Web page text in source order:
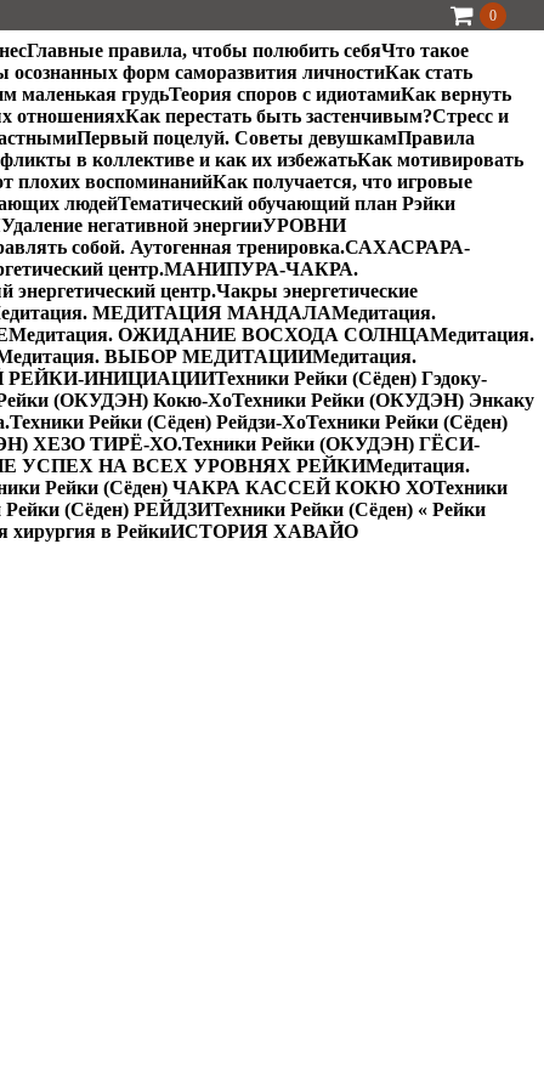
Главные правила, чтобы полюбить себяЧто такое
осознанных форм саморазвития личностиКак стать
маленькая грудьТеория споров с идиотамиКак вернуть
отношенияхКак перестать быть застенчивым?Стресс и
Первый поцелуй. Советы девушкамПравила
в коллективе и как их избежатьКак мотивировать
плохих воспоминанийКак получается, что игровые
людейТематический обучающий план Рэйки
Удаление негативной энергииУРОВНИ
собой. Аутогенная тренировка.САХАСРАРА-
центр.МАНИПУРА-ЧАКРА.
центр.Чакры энергетические
МЕДИТАЦИЯ МАНДАЛАМедитация.
Медитация. ОЖИДАНИЕ ВОСХОДА СОЛНЦАМедитация.
ВЫБОР МЕДИТАЦИИМедитация.
РЕЙКИ-ИНИЦИАЦИИТехники Рейки (Сёден) Гэдоку-
(ОКУДЭН) Кокю-ХоТехники Рейки (ОКУДЭН) Энкаку
Техники Рейки (Сёден) Рейдзи-ХоТехники Рейки (Сёден)
ХЕЗО ТИРЁ-ХО.Техники Рейки (ОКУДЭН) ГЁСИ-
УСПЕХ НА ВСЕХ УРОВНЯХ РЕЙКИМедитация.
Рейки (Сёден) ЧАКРА КАССЕЙ КОКЮ ХОТехники
Рейки (Сёден) РЕЙДЗИТехники Рейки (Сёден) « Рейки
хирургия в РейкиИСТОРИЯ ХАВАЙО
0